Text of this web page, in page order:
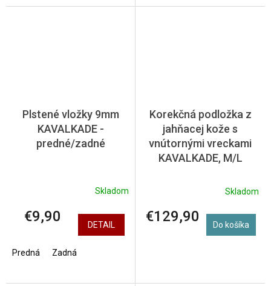
Plstené vložky 9mm
KAVALKADE -
predné/zadné
Skladom
€9,90 DETAIL
Predná Zadná
Korekčná podložka z
jahňacej kože s
vnútornými vreckami
KAVALKADE, M/L
Skladom
€129,90 Do košíka